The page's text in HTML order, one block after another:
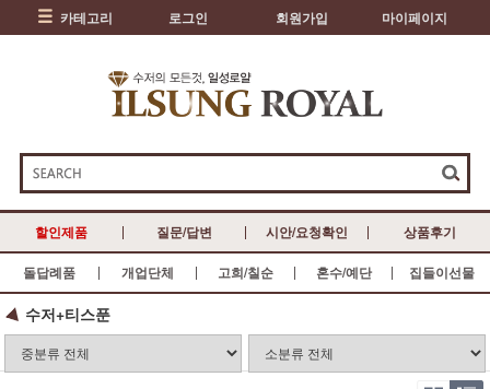
카테고리 로그인 회원가입 마이페이지
할인제품 질문/답변 시안/요청확인 상품후기
돌답례품 개업단체 고희/칠순 혼수/예단 집들이선물
수저+티스푼